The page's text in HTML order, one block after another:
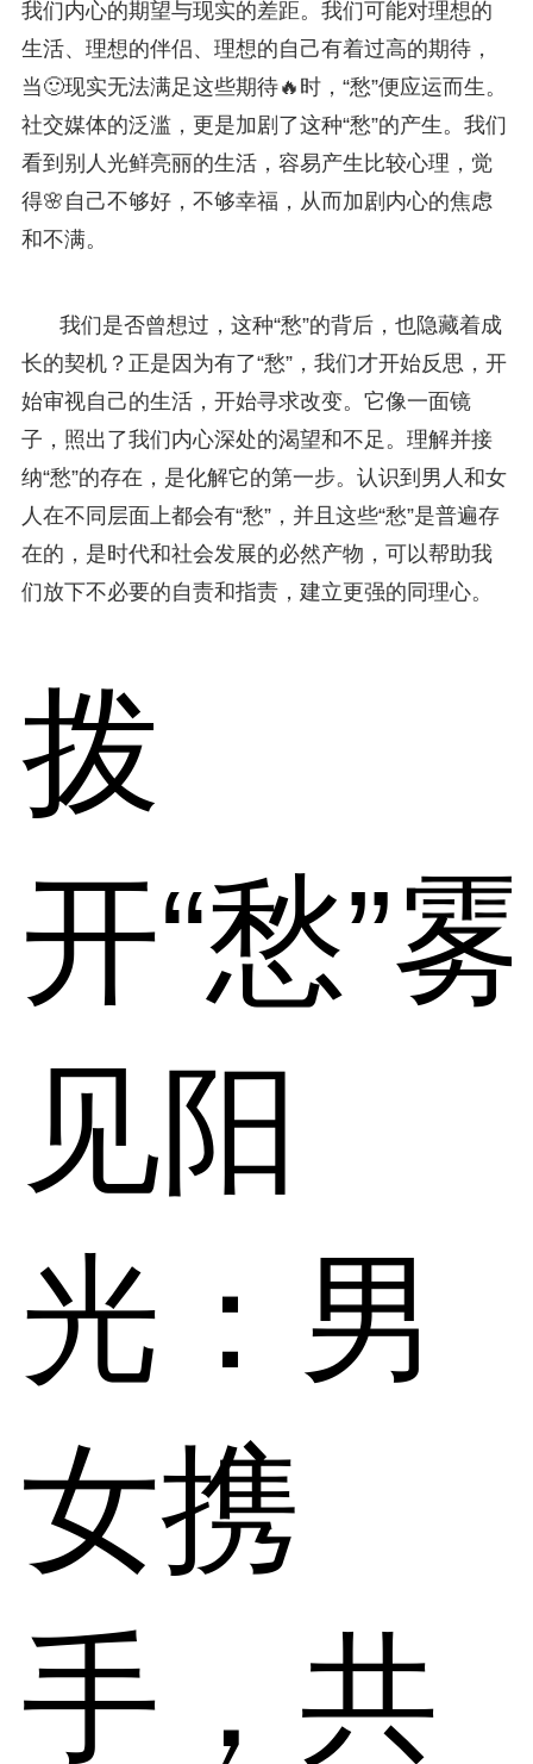
我们内心的期望与现实的差距。我们可能对理想的
生活、理想的伴侣、理想的自己有着过高的期待，
当🙂现实无法满足这些期待🔥时，“愁”便应运而生。
社交媒体的泛滥，更是加剧了这种“愁”的产生。我们
看到别人光鲜亮丽的生活，容易产生比较心理，觉
得🌸自己不够好，不够幸福，从而加剧内心的焦虑
和不满。
我们是否曾想过，这种“愁”的背后，也隐藏着成
长的契机？正是因为有了“愁”，我们才开始反思，开
始审视自己的生活，开始寻求改变。它像一面镜
子，照出了我们内心深处的渴望和不足。理解并接
纳“愁”的存在，是化解它的第一步。认识到男人和女
人在不同层面上都会有“愁”，并且这些“愁”是普遍存
在的，是时代和社会发展的必然产物，可以帮助我
们放下不必要的自责和指责，建立更强的同理心。
拨
开“愁”雾
见阳
光：男
女携
手，共